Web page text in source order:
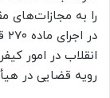
را به مجازات‌های
انقلاب در امور
رویه قضایی در